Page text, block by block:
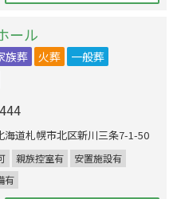
ール
族葬 火葬
一般葬
海道札幌市北区新川三条7-1-50
親族控室有
安置施設有
有